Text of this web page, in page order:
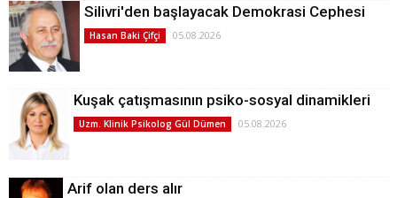
Silivri'den başlayacak Demokrasi Cephesi
Hasan Baki Çifçi 05.08.2026
Kuşak çatışmasının psiko-sosyal dinamikleri
Uzm. Klinik Psikolog Gül Dümen 05.08.2026
Arif olan ders alır